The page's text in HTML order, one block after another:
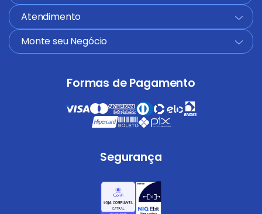
Atendimento
+
Monte seu Negócio
+
Formas de Pagamento
Segurança